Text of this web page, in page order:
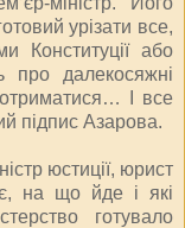
урізати все,
Конституції або
про далекосяжні
І все
підпис Азарова.
юстиції, юрист
на що йде і які
готувало